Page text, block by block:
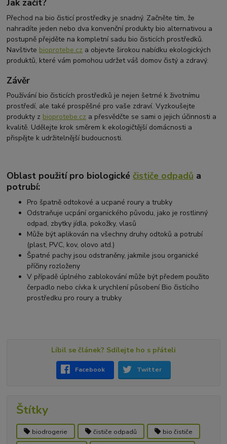
Jak začít?
Přechod na bio čisticí prostředky je snadný. Začněte tím, že
nahradíte jeden nebo dva konvenční produkty bio alternativou a
postupně přejděte na kompletní sadu bio čisticích prostředků.
Navštivte bioprotebe.cz a objevte širokou nabídku ekologických
produktů, které vám pomohou udržet váš domov čistý a zdravý.
Závěr
Používání bio čisticích prostředků je nejen šetrné k životnímu
prostředí, ale také prospěšné pro vaše zdraví. Vyzkoušejte
produkty z bioprotebe.cz a přesvědčte se sami o jejich účinnosti a
kvalitě. Udělejte krok směrem k ekologičtější domácnosti a
přispějte k udržitelnější budoucnosti.
Oblast použití pro biologickéčističe odpadů a
potrubí:
Pro špatně odtokové a ucpané roury a trubky
Odstraňuje ucpání organického původu, jako je rostlinný
odpad, zbytky jídla, pokožky, vlasů
Může být aplikován na všechny druhy odtoků a potrubí
(plast, PVC, kov, olovo atd.)
Špatné pachy jsou odstraněny, jakmile jsou organické
příčiny rozloženy
V případě úplného zablokování může být předem použito
čerpadlo nebo cívka k urychlení působení Bio čistícího
prostředku pro roury a trubky
Líbil se článek? Sdílejte ho s přáteli
Facebook Twitter
Štítky
biodrogerie čističe odpadů bio čističe